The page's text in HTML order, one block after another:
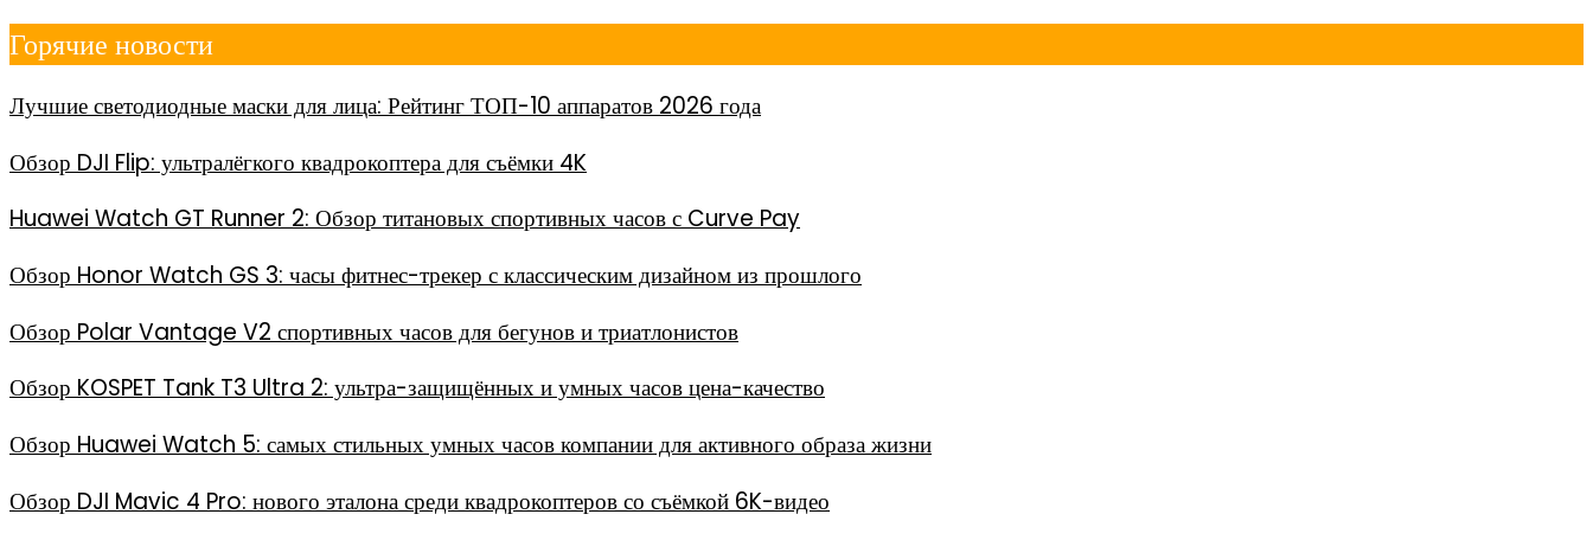
Перейти
к
Горячие новости
Лучшие светодиодные маски для лица: Рейтинг ТОП-10 аппаратов 2026 года
Обзор DJI Flip: ультралёгкого квадрокоптера для съёмки 4K
Huawei Watch GT Runner 2: Обзор титановых спортивных часов с Curve Pay
Обзор Honor Watch GS 3: часы фитнес-трекер с классическим дизайном из прошлого
Обзор Polar Vantage V2 спортивных часов для бегунов и триатлонистов
Обзор KOSPET Tank T3 Ultra 2: ультра-защищённых и умных часов цена-качество
Обзор Huawei Watch 5: самых стильных умных часов компании для активного образа жизни
Обзор DJI Mavic 4 Pro: нового эталона среди квадрокоптеров со съёмкой 6K-видео